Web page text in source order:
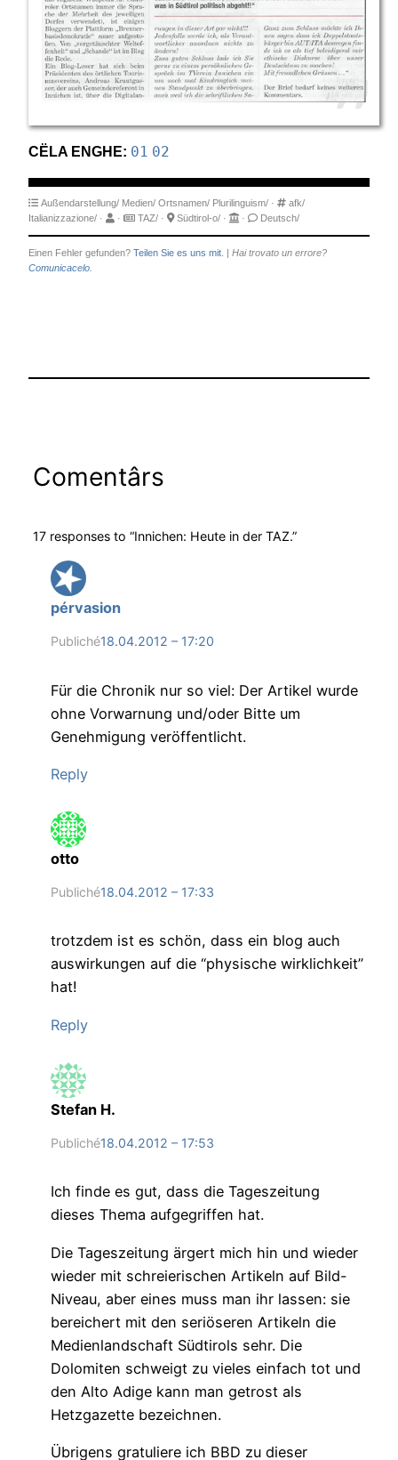
CËLA ENGHE: 01 02
Außendarstellung/ Medien/ Ortsnamen/ Plurilinguism/ ·
afk/
Italianizzazione/ · · TAZ/ · Südtirol-o/ · · Deutsch/
Einen Fehler gefunden? Teilen Sie es uns mit.
Hai trovato un errore?
Comunicacelo.
Comentârs
17 responses to “Innichen: Heute in der TAZ.”
pérvasion
Publiché18.04.2012 – 17:20
Für die Chronik nur so viel: Der Artikel wurde
ohne Vorwarnung und/oder Bitte um
Genehmigung veröffentlicht.
Reply
otto
Publiché18.04.2012 – 17:33
trotzdem ist es schön, dass ein blog auch
auswirkungen auf die “physische wirklichkeit”
hat!
Reply
Stefan H.
Publiché18.04.2012 – 17:53
Ich finde es gut, dass die Tageszeitung
dieses Thema aufgegriffen hat.
Die Tageszeitung ärgert mich hin und wieder
wieder mit schreierischen Artikeln auf Bild-
Niveau, aber eines muss man ihr lassen: sie
bereichert mit den seriöseren Artikeln die
Medienlandschaft Südtirols sehr. Die
Dolomiten schweigt zu vieles einfach tot und
den Alto Adige kann man getrost als
Hetzgazette bezeichnen.
Übrigens gratuliere ich BBD zu dieser